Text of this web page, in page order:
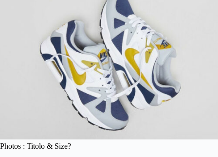
Photos : Titolo & Size?